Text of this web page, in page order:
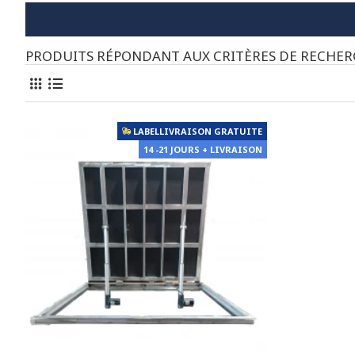
PRODUITS RÉPONDANT AUX CRITÈRES DE
LABELLIVRAISON GRATUITE
14 -21 JOURS + LIVRAISON